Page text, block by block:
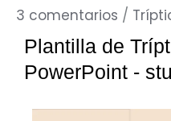
3 comentarios /
Plantilla de
PowerPoint -